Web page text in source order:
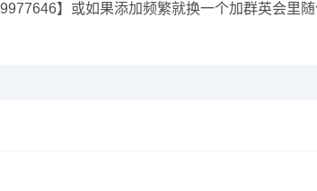
】或如果添加频繁就换一个加群英会里